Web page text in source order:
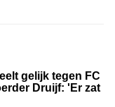
gelijk tegen FC
Druijf: 'Er zat